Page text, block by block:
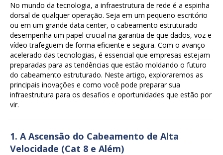
No mundo da tecnologia, a infraestrutura de rede é a espinha
dorsal de qualquer operação. Seja em um pequeno escritório
ou em um grande data center, o cabeamento estruturado
desempenha um papel crucial na garantia de que dados, voz e
vídeo trafeguem de forma eficiente e segura. Com o avanço
acelerado das tecnologias, é essencial que empresas estejam
preparadas para as tendências que estão moldando o futuro
do cabeamento estruturado. Neste artigo, exploraremos as
principais inovações e como você pode preparar sua
infraestrutura para os desafios e oportunidades que estão por
vir.
1. A Ascensão do Cabeamento de Alta
Velocidade (Cat 8 e Além)